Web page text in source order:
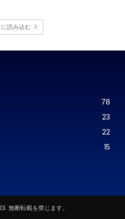
読み込む
78
23
22
15
無断転載を禁じます。